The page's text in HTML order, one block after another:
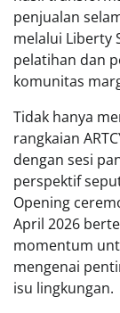
penjualan
melalui Liberty
pelatihan dan
komunitas
Tidak hanya
rangkaian
dengan sesi
perspektif
Opening
April 2026
momentum
mengenai
isu lingkungan.